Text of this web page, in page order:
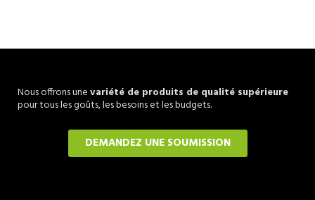
Nous offrons unevariété de produits de qualité supérieure
pour tous les goûts, les besoins et les budgets.
DEMANDEZ UNE SOUMISSION